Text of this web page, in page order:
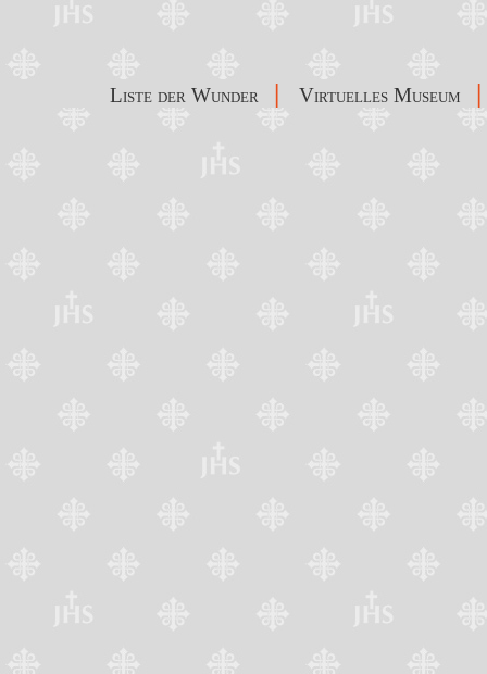
Liste der Wunder Virtuelles Museum